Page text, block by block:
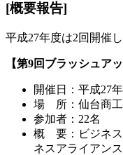
[概要報告]
平成27年度は2回開催
【第9回ブラッシュア
開催日：平成27
場 所：仙台商工
参加者：22名
概 要：‌ビジネス
ネスアライアン